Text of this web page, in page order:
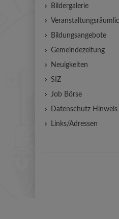
Bildergalerie
Bildungsangebote
Gemeindezeitung
Neuigkeiten
SIZ
Job Börse
Datenschutz Hinweis
Links/Adressen